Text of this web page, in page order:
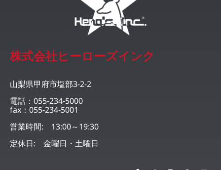
株式会社ヒーローズインク
山梨県甲府市塩部3-2-2
電話：055-234-5000
fax：055-234-5001
営業時間: 13:00～19:30
定休日: 金曜日・土曜日